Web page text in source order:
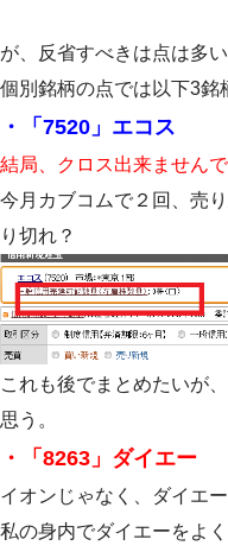
が、反省すべきは点は多い
個別銘柄の点では以下3銘
・「7520」エコス
結局、クロス出来ません
今月カブコムで２回、売
り切れ？
これも後でまとめたいが、
思う。
・「8263」ダイエー
イオンじゃなく、ダイエー
私の身内でダイエーをよ